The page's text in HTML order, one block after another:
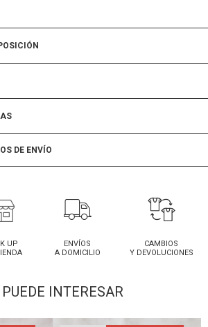
DE ENVÍO
UP
ENVÍOS
A DOMICILIO
CAMBIOS
Y DEVOLUCIONES
INTERESAR